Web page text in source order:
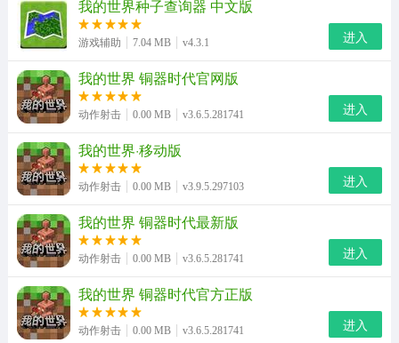
1、完成下载和安装会，进入游戏进行登录账号；
我的世界种子查询器 中文版
游戏辅助 7.04 MB v4.3.1 进入
我的世界 铜器时代官网版
动作射击 0.00 MB v3.6.5.281741 进入
我的世界·移动版
动作射击 0.00 MB v3.9.5.297103 进入
我的世界 铜器时代最新版
动作射击 0.00 MB v3.6.5.281741 进入
我的世界 铜器时代官方正版
动作射击 0.00 MB v3.6.5.281741 进入